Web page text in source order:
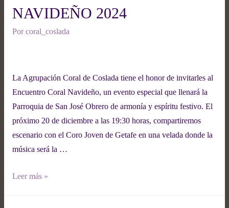
NAVIDEÑO 2024
Porcoral_coslada
La Agrupación Coral de Coslada tiene el honor de invitarles al
Encuentro Coral Navideño, un evento especial que llenará la
Parroquia de San José Obrero de armonía y espíritu festivo. El
próximo 20 de diciembre a las 19:30 horas, compartiremos
escenario con el Coro Joven de Getafe en una velada donde la
música será la …
Leer más »